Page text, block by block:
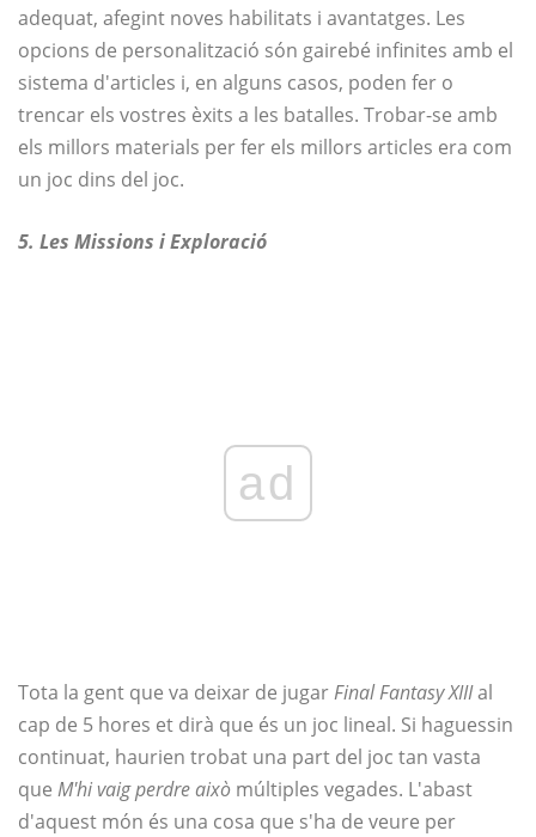
adequat, afegint noves habilitats i avantatges. Les
opcions de personalització són gairebé infinites amb el
sistema d'articles i, en alguns casos, poden fer o
trencar els vostres èxits a les batalles. Trobar-se amb
els millors materials per fer els millors articles era com
un joc dins del joc.
5. Les Missions i Exploració
ad
Tota la gent que va deixar de jugarFinal Fantasy XIIIal
cap de 5 hores et dirà que és un joc lineal. Si haguessin
continuat, haurien trobat una part del joc tan vasta
que M'hi vaig perdreaixò múltiples vegades. L'abast
d'aquest món és una cosa que s'ha de veure per